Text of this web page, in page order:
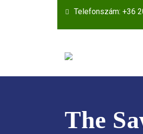
Telefonszám: +36
The